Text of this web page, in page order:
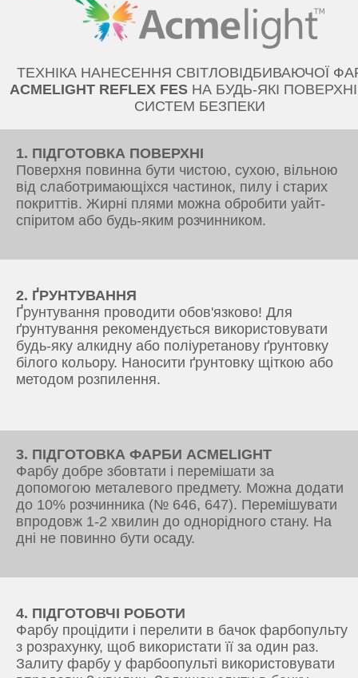
ТЕХНІКА НАНЕСЕННЯ СВІТЛОВІДБИВАЮЧОЇ
ACMELIGHT REFLEX FESНА БУДЬ-ЯКІ
СИСТЕМ БЕЗПЕКИ
1. ПІДГОТОВКА ПОВЕРХНІ
Поверхня повинна бути чистою, сухою, вільною
від слаботримающіхся частинок, пилу і старих
покриттів. Жирні плями можна обробити уайт-
спіритом або будь-яким розчинником.
2. ҐРУНТУВАННЯ
Ґрунтування проводити обов'язково! Для
ґрунтування рекомендується використовувати
будь-яку алкидну або поліуретанову ґрунтовку
білого кольору. Наносити ґрунтовку щіткою або
методом розпилення.
3. ПІДГОТОВКА ФАРБИ ACMELIGHT
Фарбу добре збовтати і перемішати за
допомогою металевого предмету. Можна додати
до 10% розчинника (№ 646, 647). Перемішувати
впродовж 1-2 хвилин до однорідного стану. На
дні не повинно бути осаду.
4. ПІДГОТОВЧІ РОБОТИ
Фарбу процідити і перелити в бачок фарбопульту
з розрахунку, щоб використати її за один раз.
Залиту фарбу у фарбоопульті використовувати